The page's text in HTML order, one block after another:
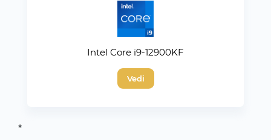
Intel Core i9-12900KF
Vedi
*